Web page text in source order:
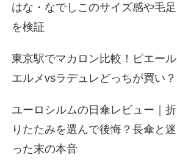
はな・なでしこのサイズ感や毛足
を検証
東京駅でマカロン比較！ピエール
エルメvsラデュレどっちが買い？
ユーロシルムの日傘レビュー｜折
りたたみを選んで後悔？長傘と迷
った末の本音